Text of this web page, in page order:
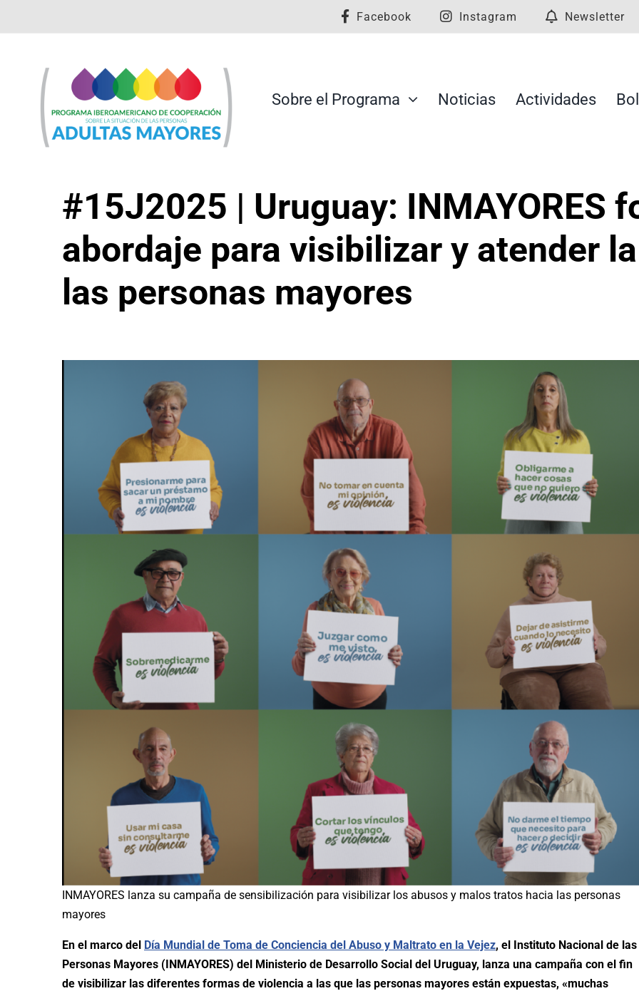
Facebook Instagram Newsletter
Sobre el Programa Noticias Actividades
#15J2025 | Uruguay: INMAYORES
abordaje para visibilizar y atender
las personas mayores
INMAYORES lanza su campaña de sensibilización para visibilizar los abusos y malos tratos hacia las personas
mayores
En el marco del Día Mundial de Toma de Conciencia del Abuso y Maltrato en la Vejez, el Instituto Nacional de las
Personas Mayores (INMAYORES) del Ministerio de Desarrollo Social del Uruguay, lanza una campaña con el fin
de visibilizar las diferentes formas de violencia a las que las personas mayores están expuestas, «muchas